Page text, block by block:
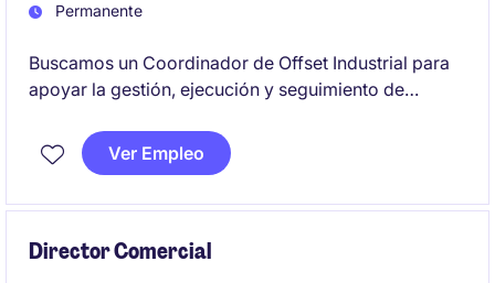
Permanente
Buscamos un Coordinador de Offset Industrial para
apoyar la gestión, ejecución y seguimiento de
internacional. El rol combina análisis,
relacionamiento y cumplimiento regulatorio para
Ver Empleo
Director Comercial